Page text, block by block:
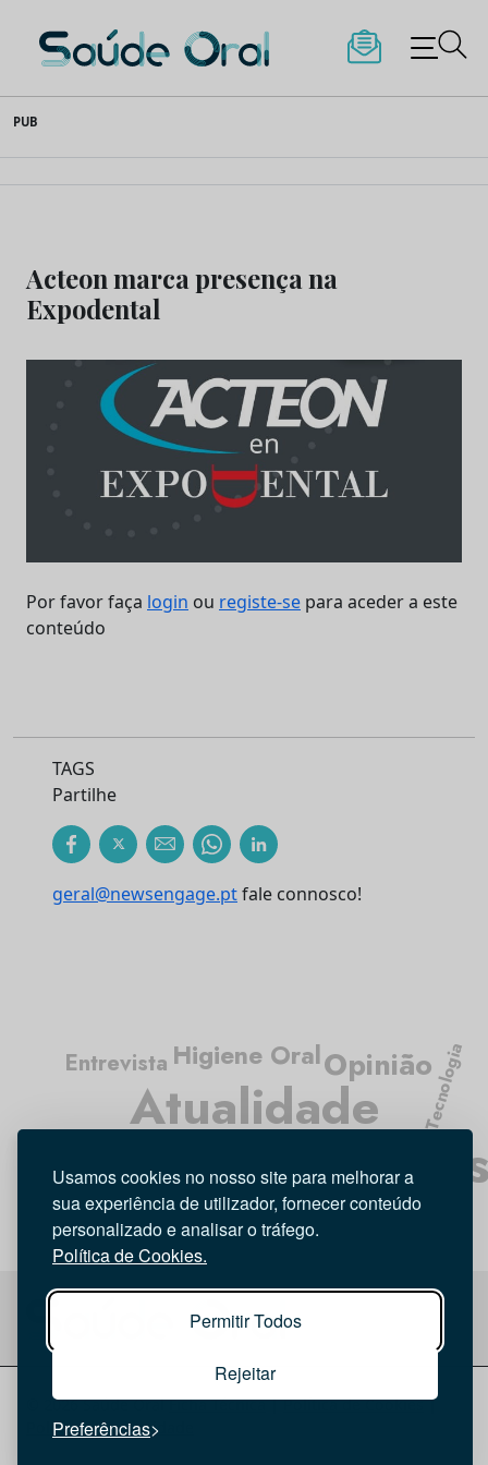
Usamos cookies no nosso site para melhorar a
sua experiência de utilizador, fornecer conteúdo
personalizado e analisar o tráfego.
Política de Cookies.
Permitir Todos
Rejeitar
Preferências
to
content
Saúde Oral
PUB
Acteon marca presença na
Expodental
Por favor faça login ou registe-se para aceder a este
conteúdo
TAGS
Partilhe
geral@newsengage.ptfale connosco!
Atualidade
Médicos
Higiene Oral
Entrevista OpiniãoTecnologia
© 2026 Saúde OralFicha Técnica|Política de Cookies|
Política de privacidade